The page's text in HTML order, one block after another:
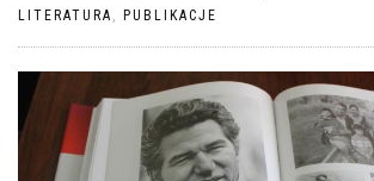
LITERATURA , PUBLIKACJE